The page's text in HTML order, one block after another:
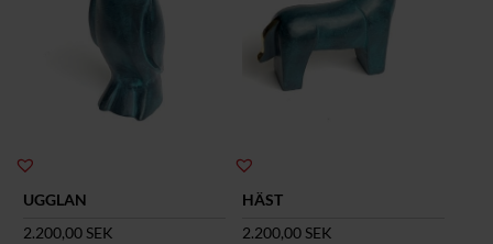
UGGLAN
2.200,00 SEK
HÄST
2.200,00 SEK